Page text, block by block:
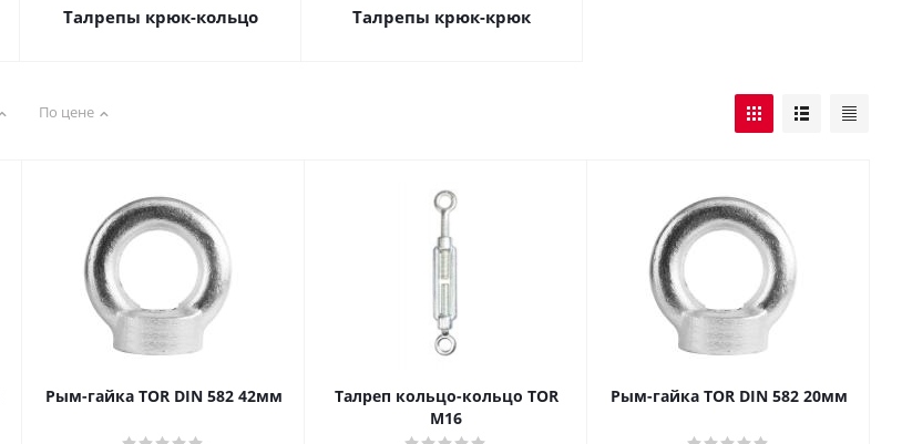
Талрепы крюк-кольцо Талрепы крюк-крюк
По цене
Рым-гайка TOR DIN 582 42мм
Талреп кольцо-кольцо TOR
М16
Рым-гайка TOR DIN 582 20мм